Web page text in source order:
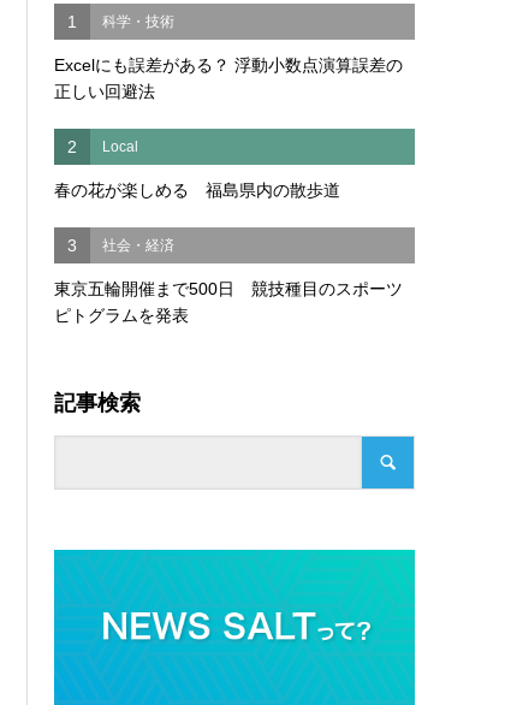
1 科学・技術
Excelにも誤差がある？ 浮動小数点演算誤差の
正しい回避法
2 Local
春の花が楽しめる 福島県内の散歩道
3 社会・経済
東京五輪開催まで500日 競技種目のスポーツ
ピトグラムを発表
記事検索